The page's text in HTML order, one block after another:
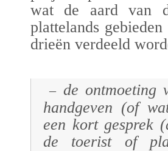
wat de aard van
plattelands
drieën verdeeld
–de ontmoeting
handgeven (of
een kort gesprek
de toerist of